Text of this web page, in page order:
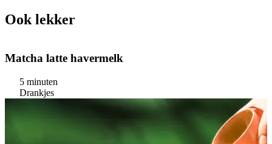
Ook lekker
Matcha latte havermelk
5 minuten
Drankjes